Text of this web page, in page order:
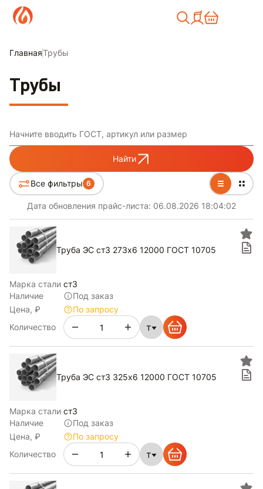
ГлавнаяТрубы
Трубы
Начните вводить ГОСТ, артикул или размер
Найти
Все фильтры 6
Дата обновления прайс-листа: 06.08.2026 18:04:02
Труба ЭС ст3 273х6 12000 ГОСТ 10705
Марка стали ст3
Наличие
Под заказ
Цена, ₽
По запросу
Количество
т
Труба ЭС ст3 325х6 12000 ГОСТ 10705
Марка стали ст3
Наличие
Под заказ
Цена, ₽
По запросу
Количество
т